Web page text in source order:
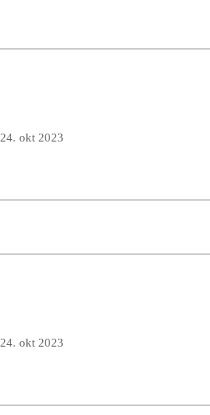
24. okt 2023
24. okt 2023